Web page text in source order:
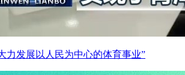
力发展以人民为中心的体育事业”